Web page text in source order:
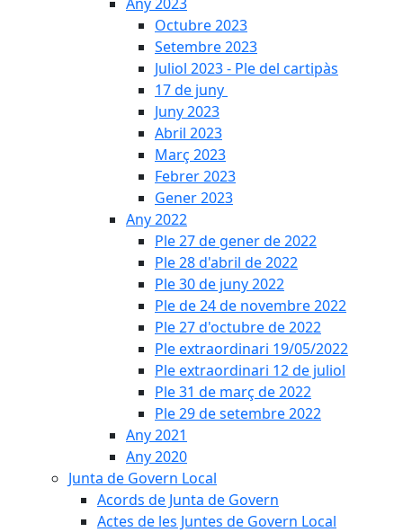
Octubre 2023
Setembre 2023
Juliol 2023 - Ple del cartipàs
17 de juny
Juny 2023
Abril 2023
Març 2023
Febrer 2023
Gener 2023
Any 2022
Ple 27 de gener de 2022
Ple 28 d'abril de 2022
Ple 30 de juny 2022
Ple de 24 de novembre 2022
Ple 27 d'octubre de 2022
Ple extraordinari 19/05/2022
Ple extraordinari 12 de juliol
Ple 31 de març de 2022
Ple 29 de setembre 2022
Any 2021
Any 2020
Junta de Govern Local
Acords de Junta de Govern
Actes de les Juntes de Govern Local